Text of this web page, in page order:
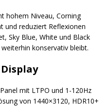
hohem Niveau, Corning
und reduziert Reflexionen
Sky Blue, White und Black
konservativ bleibt.
mit LTPO und 1-120Hz
von 1440×3120, HDR10+